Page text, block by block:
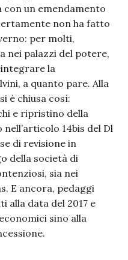
con un emendamento
non ha fatto
per molti,
nei palazzi del potere,
la
a quanto pare. Alla
è chiusa così:
e ripristino della
14bis del Dl
di revisione in
della società di
sia nei
E ancora, pedaggi
alla data del 2017 e
sino alla